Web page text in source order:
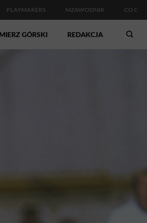
PLAYMAKERS MZAWODNIK CO
GÓRSKI REDAKCJA